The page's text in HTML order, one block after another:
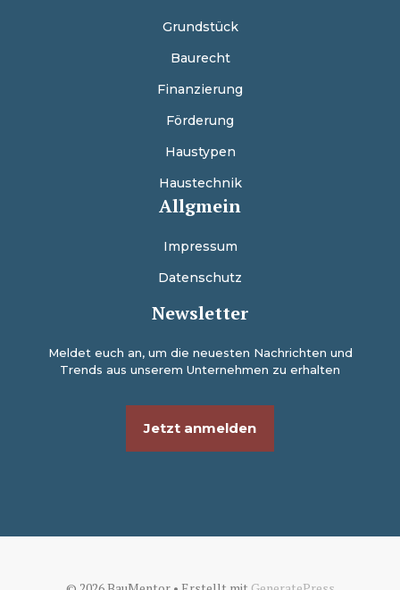
Grundstück
Baurecht
Finanzierung
Förderung
Haustypen
Haustechnik
Allgmein
Impressum
Datenschutz
Newsletter
Meldet euch an, um die neuesten Nachrichten und
Trends aus unserem Unternehmen zu erhalten
Jetzt anmelden